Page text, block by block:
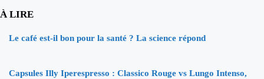
À LIRE
Le café est-il bon pour la santé ? La science répond
Capsules Illy Iperespresso : Classico Rouge vs Lungo Intenso,